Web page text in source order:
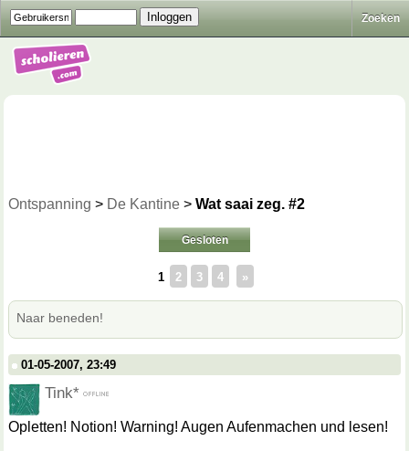
Zoeken
Ontspanning > De Kantine > Wat saai zeg. #2
Gesloten
1 2 3 4 »
Naar beneden!
01-05-2007, 23:49
Tink*
Opletten! Notion! Warning! Augen Aufenmachen und lesen!